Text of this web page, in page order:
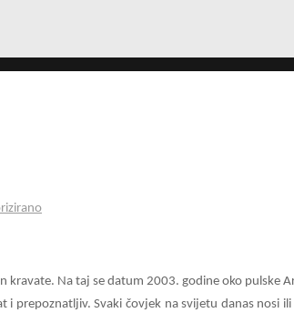
kravate. Na taj se datum 2003. godine oko pulske
i prepoznatljiv. Svaki čovjek na svijetu danas nosi